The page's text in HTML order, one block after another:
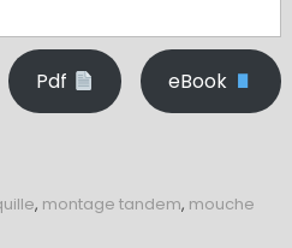
Pdf eBook
, montage tandem, mouche